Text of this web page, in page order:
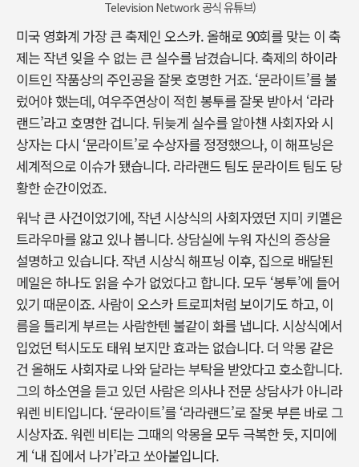
Television Network 공식 유튜브)
미국 영화계 가장 큰 축제인 오스카. 올해로 90회를 맞는 이 축
제는 작년 잊을 수 없는 큰 실수를 남겼습니다. 축제의 하이라
이트인 작품상의 주인공을 잘못 호명한 거죠. ‘문라이트’를 불
렀어야 했는데, 여우주연상이 적힌 봉투를 잘못 받아서 ‘라라
랜드’라고 호명한 겁니다. 뒤늦게 실수를 알아챈 사회자와 시
상자는 다시 ‘문라이트’로 수상자를 정정했으나, 이 해프닝은
세계적으로 이슈가 됐습니다. 라라랜드 팀도 문라이트 팀도 당
황한 순간이었죠.
워낙 큰 사건이었기에, 작년 시상식의 사회자였던 지미 키멜은
트라우마를 앓고 있나 봅니다. 상담실에 누워 자신의 증상을
설명하고 있습니다. 작년 시상식 해프닝 이후, 집으로 배달된
메일은 하나도 읽을 수가 없었다고 합니다. 모두 ‘봉투’에 들어
있기 때문이죠. 사람이 오스카 트로피처럼 보이기도 하고, 이
름을 틀리게 부르는 사람한텐 불같이 화를 냅니다. 시상식에서
입었던 턱시도도 태워 보지만 효과는 없습니다. 더 악몽 같은
건 올해도 사회자로 나와 달라는 부탁을 받았다고 호소합니다.
그의 하소연을 듣고 있던 사람은 의사나 전문 상담사가 아니라
워렌 비티입니다. ‘문라이트’를 ‘라라랜드’로 잘못 부른 바로 그
시상자죠. 워렌 비티는 그때의 악몽을 모두 극복한 듯, 지미에
게 ‘내 집에서 나가’라고 쏘아붙입니다.